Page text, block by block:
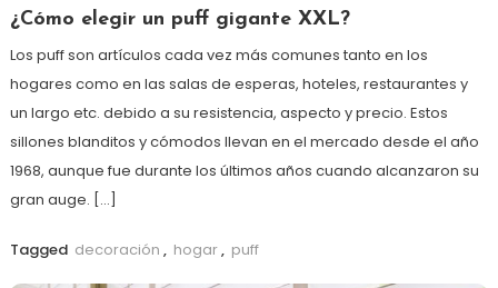
¿Cómo elegir un puff gigante XXL?
Los puff son artículos cada vez más comunes tanto en los
hogares como en las salas de esperas, hoteles, restaurantes y
un largo etc. debido a su resistencia, aspecto y precio. Estos
sillones blanditos y cómodos llevan en el mercado desde el año
1968, aunque fue durante los últimos años cuando alcanzaron su
gran auge. […]
Tagged decoración , hogar, puff